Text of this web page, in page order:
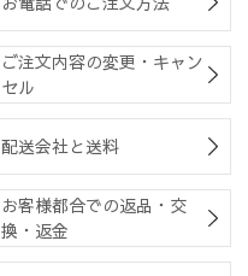
ご注文内容の変更・キャン
セル
配送会社と送料
お客様都合での返品・交
換・返金